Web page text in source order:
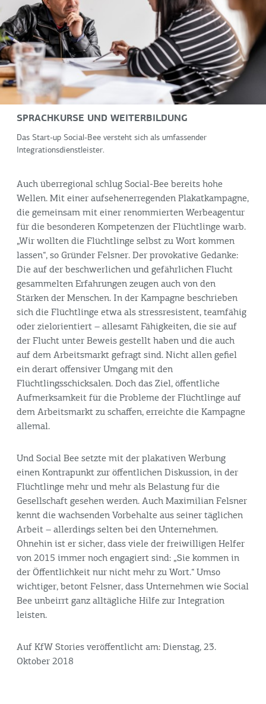
SPRACHKURSE UND WEITERBILDUNG
Das Start-up Social-Bee versteht sich als umfassender
Integrationsdienstleister.
Auch überregional schlug Social-Bee bereits hohe
Wellen. Mit einer aufsehenerregenden Plakatkampagne,
die gemeinsam mit einer renommierten Werbeagentur
für die besonderen Kompetenzen der Flüchtlinge warb.
„Wir wollten die Flüchtlinge selbst zu Wort kommen
lassen“, so Gründer Felsner. Der provokative Gedanke:
Die auf der beschwerlichen und gefährlichen Flucht
gesammelten Erfahrungen zeugen auch von den
Stärken der Menschen. In der Kampagne beschrieben
sich die Flüchtlinge etwa als stressresistent, teamfähig
oder zielorientiert – allesamt Fähigkeiten, die sie auf
der Flucht unter Beweis gestellt haben und die auch
auf dem Arbeitsmarkt gefragt sind. Nicht allen gefiel
ein derart offensiver Umgang mit den
Flüchtlingsschicksalen. Doch das Ziel, öffentliche
Aufmerksamkeit für die Probleme der Flüchtlinge auf
dem Arbeitsmarkt zu schaffen, erreichte die Kampagne
allemal.
Und Social Bee setzte mit der plakativen Werbung
einen Kontrapunkt zur öffentlichen Diskussion, in der
Flüchtlinge mehr und mehr als Belastung für die
Gesellschaft gesehen werden. Auch Maximilian Felsner
kennt die wachsenden Vorbehalte aus seiner täglichen
Arbeit – allerdings selten bei den Unternehmen.
Ohnehin ist er sicher, dass viele der freiwilligen Helfer
von 2015 immer noch engagiert sind: „Sie kommen in
der Öffentlichkeit nur nicht mehr zu Wort.“ Umso
wichtiger, betont Felsner, dass Unternehmen wie Social
Bee unbeirrt ganz alltägliche Hilfe zur Integration
leisten.
Auf KfW Stories veröffentlicht am: Dienstag, 23.
Oktober 2018